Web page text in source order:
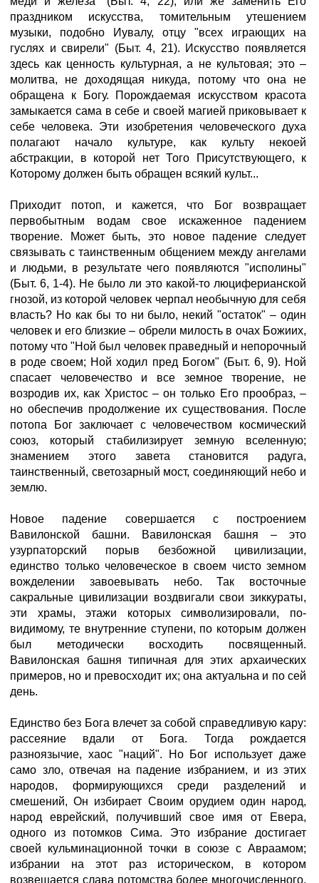
праздником искусства, томительным утешением
музыки, подобно Иувалу, отцу "всех играющих на
гуслях и свирели" (Быт. 4, 21). Искусство появляется
здесь как ценность культурная, а не культовая; это –
молитва, не доходящая никуда, потому что она не
обращена к Богу. Порождаемая искусством красота
замыкается сама в себе и своей магией приковывает к
себе человека. Эти изобретения человеческого духа
полагают начало культуре, как культу некоей
абстракции, в которой нет Того Присутствующего, к
Которому должен быть обращен всякий культ...
Приходит потоп, и кажется, что Бог возвращает
первобытным водам свое искаженное падением
творение. Может быть, это новое падение следует
связывать с таинственным общением между ангелами
и людьми, в результате чего появляются "исполины"
(Быт. 6, 1-4). Не было ли это какой-то люциферианской
гнозой, из которой человек черпал необычную для себя
власть? Но как бы то ни было, некий "остаток" – один
человек и его близкие – обрели милость в очах Божиих,
потому что "Ной был человек праведный и непорочный
в роде своем; Ной ходил пред Богом" (Быт. 6, 9). Ной
спасает человечество и все земное творение, не
возродив их, как Христос – он только Его прообраз, –
но обеспечив продолжение их существования. После
потопа Бог заключает с человечеством космический
союз, который стабилизирует земную вселенную;
знамением этого завета становится радуга,
таинственный, светозарный мост, соединяющий небо и
землю.
Новое падение совершается с построением
Вавилонской башни. Вавилонская башня – это
узурпаторский порыв безбожной цивилизации,
единство только человеческое в своем чисто земном
вожделении завоевывать небо. Так восточные
сакральные цивилизации воздвигали свои зиккураты,
эти храмы, этажи которых символизировали, по-
видимому, те внутренние ступени, по которым должен
был методически восходить посвященный.
Вавилонская башня типичная для этих архаических
примеров, но и превосходит их; она актуальна и по сей
день.
Единство без Бога влечет за собой справедливую кару:
рассеяние вдали от Бога. Тогда рождается
разноязычие, хаос "наций". Но Бог использует даже
само зло, отвечая на падение избранием, и из этих
народов, формирующихся среди разделений и
смешений, Он избирает Своим орудием один народ,
народ еврейский, получивший свое имя от Евера,
одного из потомков Сима. Это избрание достигает
своей кульминационной точки в союзе с Авраамом;
избрании на этот раз историческом, в котором
возвещается слава потомства более многочисленного,